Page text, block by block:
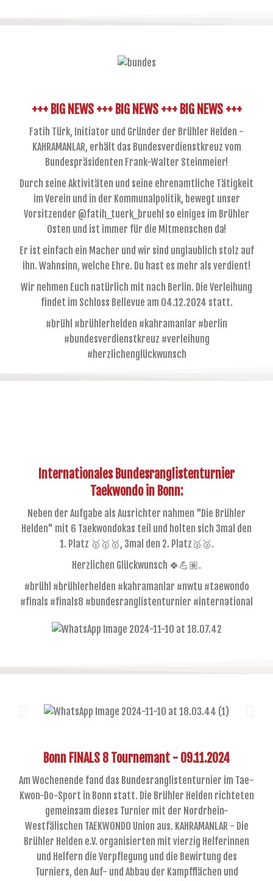
+++ BIG NEWS +++ BIG NEWS +++ BIG NEWS +++
Fatih Türk, Initiator und Gründer der Brühler Helden -
KAHRAMANLAR, erhält das Bundesverdienstkreuz vom
Bundespräsidenten Frank-Walter Steinmeier!
Durch seine Aktivitäten und seine ehrenamtliche Tätigkeit
im Verein und in der Kommunalpolitik, bewegt unser
Vorsitzender @fatih_tuerk_bruehl so einiges im Brühler
Osten und ist immer für die Mitmenschen da!
Er ist einfach ein Macher und wir sind unglaublich stolz auf
ihn. Wahnsinn, welche Ehre. Du hast es mehr als verdient!
Wir nehmen Euch natürlich mit nach Berlin. Die Verleihung
findet im Schloss Bellevue am 04.12.2024 statt.
#brühl #brühlerhelden #kahramanlar #berlin
#bundesverdienstkreuz #verleihung
#herzlichenglückwunsch
Internationales Bundesranglistenturnier
Taekwondo in Bonn:
Neben der Aufgabe als Ausrichter nahmen "Die Brühler
Helden" mit 6 Taekwondokas teil und holten sich 3mal den
1. Platz 🥇🥇🥇, 3mal den 2. Platz🥈🥈.
Herzlichen Glückwunsch 🍀💪🏽.
#brühl #brühlerhelden #kahramanlar #nwtu #taewondo
#finals #finals8 #bundesranglistenturnier #international
Bonn FINALS 8 Tournemant - 09.11.2024
Am Wochenende fand das Bundesranglistenturnier im Tae-
Kwon-Do-Sport in Bonn statt. Die Brühler Helden richteten
gemeinsam dieses Turnier mit der Nordrhein-
Westfälischen TAEKWONDO Union aus. KAHRAMANLAR - Die
Brühler Helden e.V. organisierten mit vierzig Helferinnen
und Helfern die Verpflegung und die Bewirtung des
Turniers, den Auf- und Abbau der Kampfflächen und